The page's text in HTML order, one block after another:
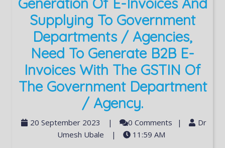
Supplying To Government
Departments / Agencies,
Need To Generate B2B E-
Invoices With The GSTIN Of
The Government Department
/ Agency.
20 September 2023 | 0 Comments |
Dr
Umesh Ubale
| 11:59 AM